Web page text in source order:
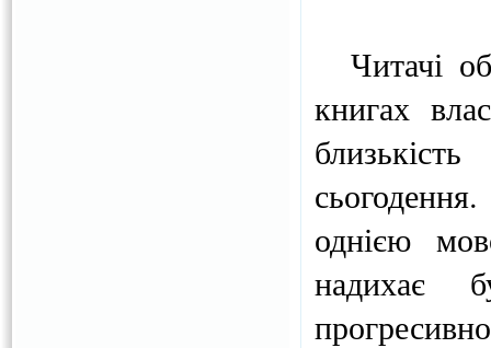
Читачі
книгах
однією
надихає